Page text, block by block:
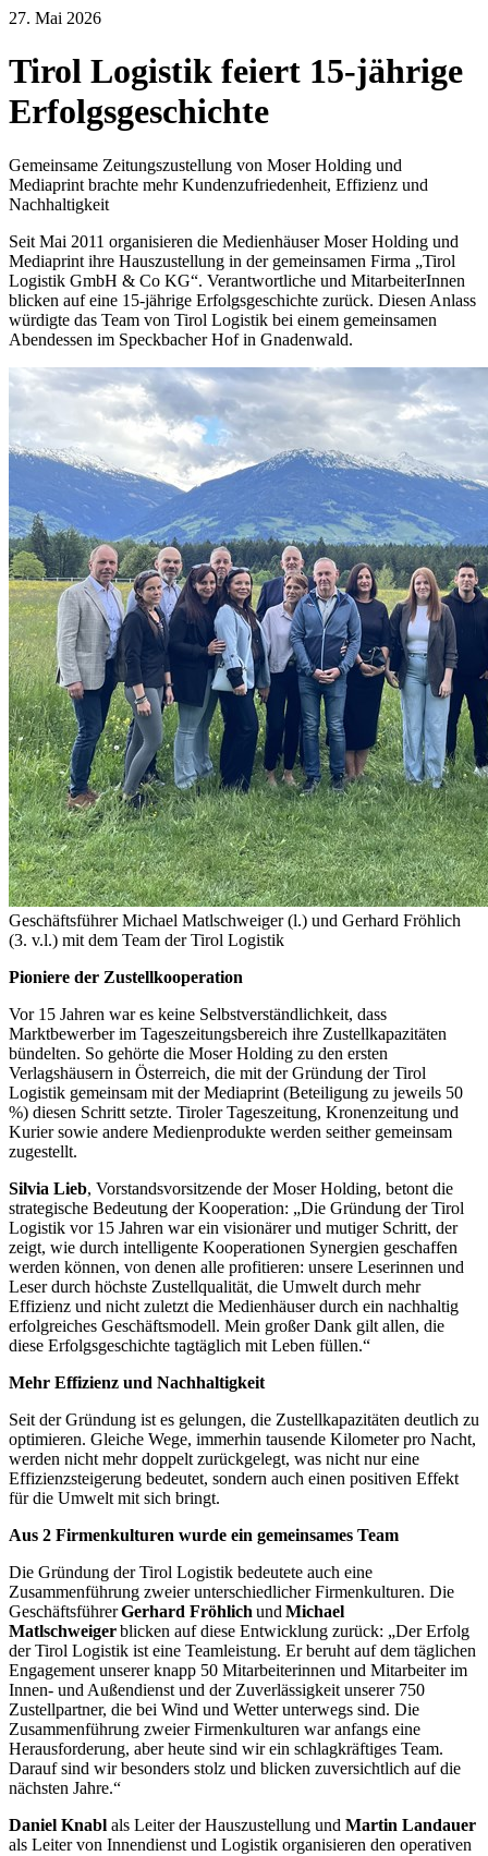
27. Mai 2026
Tirol Logistik feiert 15-jährige
Erfolgsgeschichte
Gemeinsame Zeitungszustellung von Moser Holding und
Mediaprint brachte mehr Kundenzufriedenheit, Effizienz und
Nachhaltigkeit
Seit Mai 2011 organisieren die Medienhäuser Moser Holding und
Mediaprint ihre Hauszustellung in der gemeinsamen Firma „Tirol
Logistik GmbH & Co KG“. Verantwortliche und MitarbeiterInnen
blicken auf eine 15-jährige Erfolgsgeschichte zurück. Diesen Anlass
würdigte das Team von Tirol Logistik bei einem gemeinsamen
Abendessen im SpeckbacherHof in Gnadenwald.
Geschäftsführer Michael Matlschweiger (l.) und Gerhard Fröhlich
(3. v.l.) mit dem Team der Tirol Logistik
Pioniere der Zustellkooperation
Vor 15 Jahren war es keine Selbstverständlichkeit, dass
Marktbewerber im Tageszeitungsbereich ihre Zustellkapazitäten
bündelten. So gehörte die Moser Holding zu den ersten
Verlagshäusern in Österreich, die mit der Gründung der Tirol
Logistik gemeinsam mit der Mediaprint (Beteiligung zu jeweils 50
%) diesen Schritt setzte. Tiroler Tageszeitung, Kronenzeitung und
Kurier sowie andere Medienprodukte werden seither gemeinsam
zugestellt.
Silvia Lieb, Vorstandsvorsitzende der Moser Holding, betont die
strategische Bedeutung der Kooperation: „Die Gründung der Tirol
Logistik vor 15 Jahren war ein visionärer und mutiger Schritt, der
zeigt, wie durch intelligente Kooperationen Synergien geschaffen
werden können, von denen alle profitieren: unsere Leserinnen und
Leser durch höchste Zustellqualität, die Umwelt durch mehr
Effizienz und nicht zuletzt die Medienhäuser durch ein nachhaltig
erfolgreiches Geschäftsmodell. Mein großer Dank gilt allen, die
diese Erfolgsgeschichte tagtäglich mit Leben füllen.“
Mehr Effizienz und Nachhaltigkeit
Seit der Gründung ist es gelungen, die Zustellkapazitäten deutlich zu
optimieren. Gleiche Wege, immerhin tausende Kilometer pro Nacht,
werden nicht mehr doppelt zurückgelegt, was nicht nur eine
Effizienzsteigerung bedeutet, sondern auch einen positiven Effekt
für die Umwelt mit sich bringt.
Aus 2 Firmenkulturen wurde ein gemeinsames Team
Die Gründung der Tirol Logistik bedeutete auch eine
Zusammenführung zweier unterschiedlicher Firmenkulturen. Die
GeschäftsführerGerhard Fröhlich und Michael
Matlschweigerblicken auf diese Entwicklung zurück: „Der Erfolg
der Tirol Logistik ist eine Teamleistung. Er beruht auf dem täglichen
Engagement unserer knapp 50 Mitarbeiterinnen und Mitarbeiter im
Innen- und Außendienst und der Zuverlässigkeit unserer 750
Zustellpartner, die bei Wind und Wetter unterwegs sind. Die
Zusammenführung zweier Firmenkulturen war anfangs eine
Herausforderung, aber heute sind wir ein schlagkräftiges Team.
Darauf sind wir besonders stolz und blicken zuversichtlich auf die
nächsten Jahre.“
Daniel Knabl als Leiter der Hauszustellung und Martin Landauer
als Leiter von Innendienst und Logistik organisieren den operativen